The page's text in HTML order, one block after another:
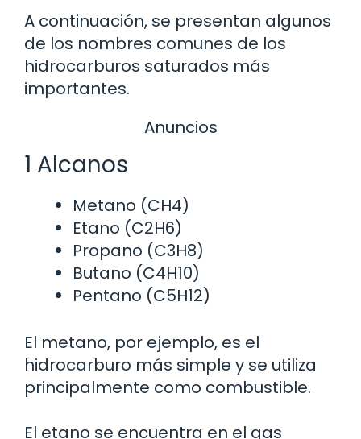
A continuación, se presentan algunos
de los nombres comunes de los
hidrocarburos saturados más
importantes.
Anuncios
1 Alcanos
Metano (CH4)
Etano (C2H6)
Propano (C3H8)
Butano (C4H10)
Pentano (C5H12)
El metano, por ejemplo, es el
hidrocarburo más simple y se utiliza
principalmente como combustible.
El etano se encuentra en el gas